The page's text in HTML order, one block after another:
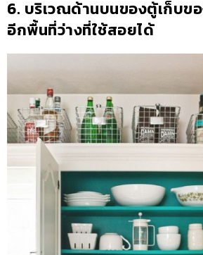
6. บริเวณด้านบนของตู้เก็บข
อีกพื้นที่ว่างที่ใช้สอยได้